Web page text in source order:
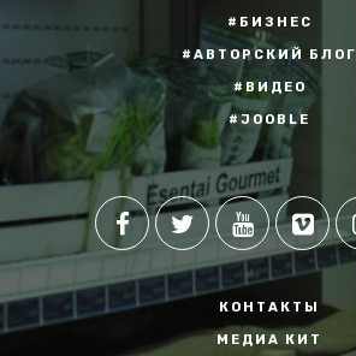
#БИЗНЕС
#АВТОРСКИЙ БЛОГ
#ВИДЕО
#JOOBLE
КОНТАКТЫ
МЕДИА КИТ